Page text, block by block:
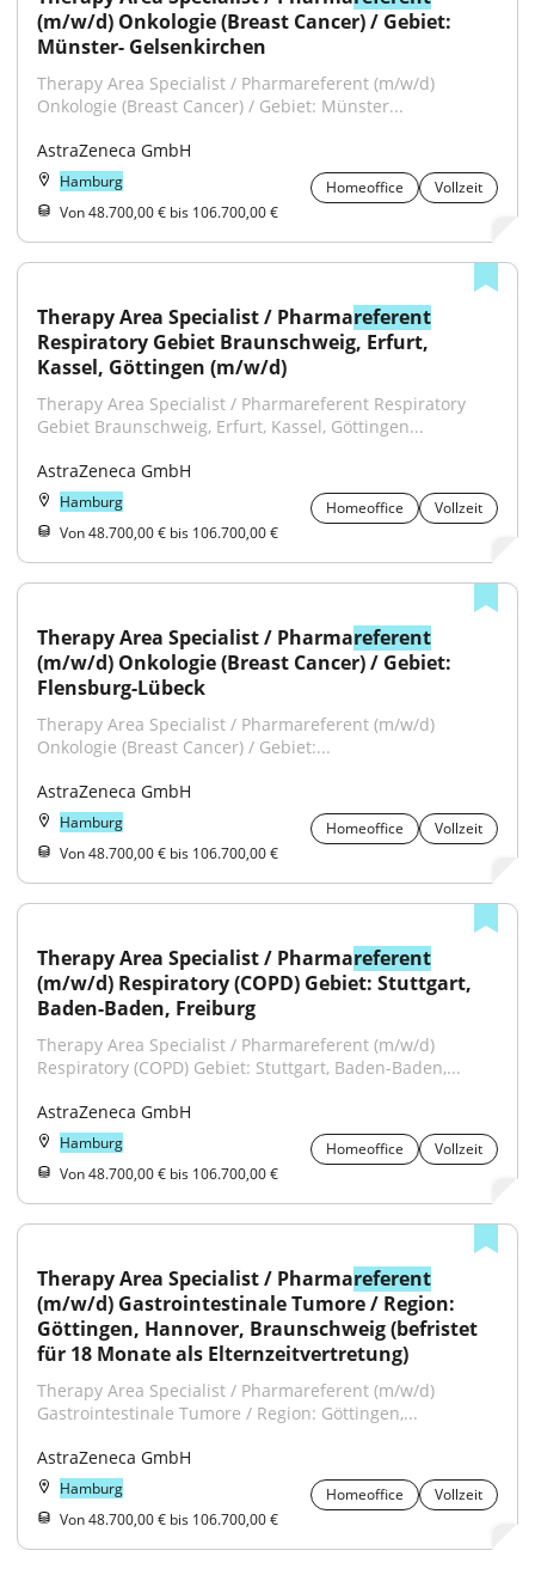
(m/w/d) Onkologie (Breast Cancer) / Gebiet:
Münster- Gelsenkirchen
Therapy Area Specialist / Pharmareferent (m/w/d)
Onkologie (Breast Cancer) / Gebiet: Münster...
AstraZeneca GmbH
Hamburg Homeoffice
Vollzeit
Von 48.700,00 € bis 106.700,00 €
Therapy Area Specialist / Pharmareferent
Respiratory Gebiet Braunschweig, Erfurt,
Kassel, Göttingen (m/w/d)
Therapy Area Specialist / Pharmareferent Respiratory
Gebiet Braunschweig, Erfurt, Kassel, Göttingen...
AstraZeneca GmbH
Hamburg Homeoffice
Vollzeit
Von 48.700,00 € bis 106.700,00 €
Therapy Area Specialist / Pharmareferent
(m/w/d) Onkologie (Breast Cancer) / Gebiet:
Flensburg-Lübeck
Therapy Area Specialist / Pharmareferent (m/w/d)
Onkologie (Breast Cancer) / Gebiet:...
AstraZeneca GmbH
Hamburg Homeoffice
Vollzeit
Von 48.700,00 € bis 106.700,00 €
Therapy Area Specialist / Pharmareferent
(m/w/d) Respiratory (COPD) Gebiet: Stuttgart,
Baden-Baden, Freiburg
Therapy Area Specialist / Pharmareferent (m/w/d)
Respiratory (COPD) Gebiet: Stuttgart, Baden-Baden,...
AstraZeneca GmbH
Hamburg Homeoffice
Vollzeit
Von 48.700,00 € bis 106.700,00 €
Therapy Area Specialist / Pharmareferent
(m/w/d) Gastrointestinale Tumore / Region:
Göttingen, Hannover, Braunschweig (befristet
für 18 Monate als Elternzeitvertretung)
Therapy Area Specialist / Pharmareferent (m/w/d)
Gastrointestinale Tumore / Region: Göttingen,...
AstraZeneca GmbH
Hamburg Homeoffice
Vollzeit
Von 48.700,00 € bis 106.700,00 €